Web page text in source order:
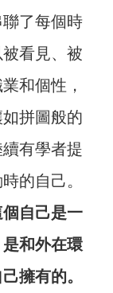
了每個時
看見、被
和個性，
拼圖般的
有學者提
的自己。
自己是一
和外在環
擁有的。